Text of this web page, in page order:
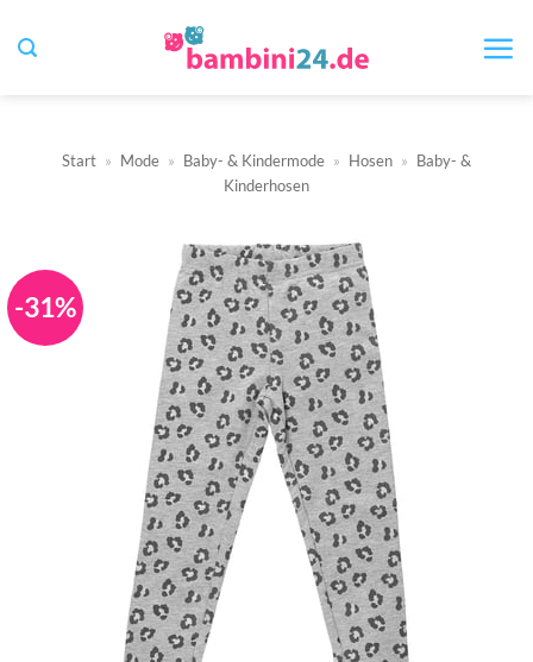
Inhalt
Start » Mode » Baby- & Kindermode » Hosen » Baby- &
Kinderhosen
-31%